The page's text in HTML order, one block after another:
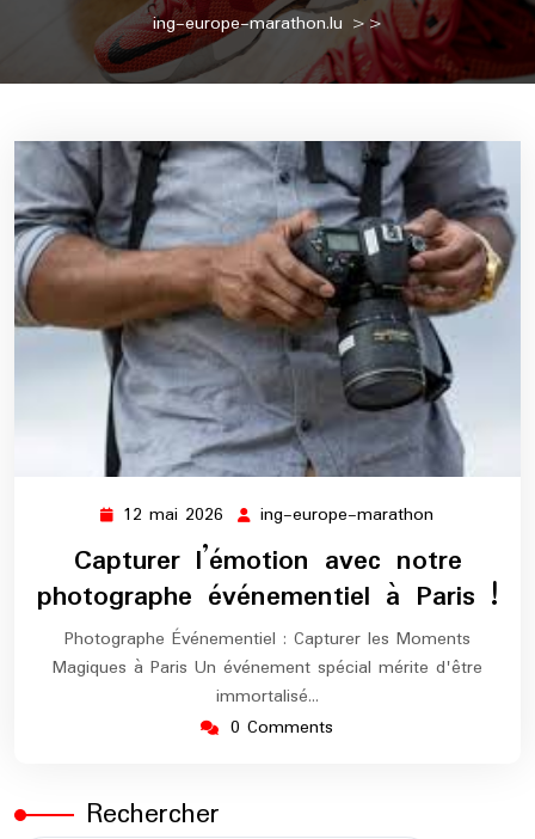
ing-europe-marathon.lu >>
12 mai 2026 12
2026
ing-europe-marathon
europe-
marathon
Capturer l’émotion avec notre
photographe événementiel à Paris !
Photographe Événementiel : Capturer les Moments
Magiques à Paris Un événement spécial mérite d'être
immortalisé…
0 Comments
Rechercher